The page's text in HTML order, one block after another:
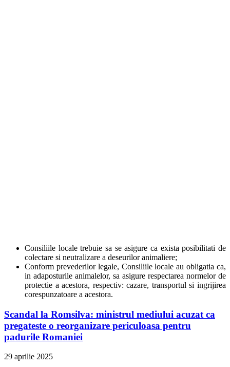
Consiliile locale trebuie sa se asigure ca exista posibilitati de
colectare si neutralizare a deseurilor animaliere;
Conform prevederilor legale, Consiliile locale au obligatia ca,
in adaposturile animalelor, sa asigure respectarea normelor de
protectie a acestora, respectiv: cazare, transportul si ingrijirea
corespunzatoare a acestora.
Scandal la Romsilva: ministrul mediului acuzat ca
pregateste o reorganizare periculoasa pentru
padurile Romaniei
29 aprilie 2025